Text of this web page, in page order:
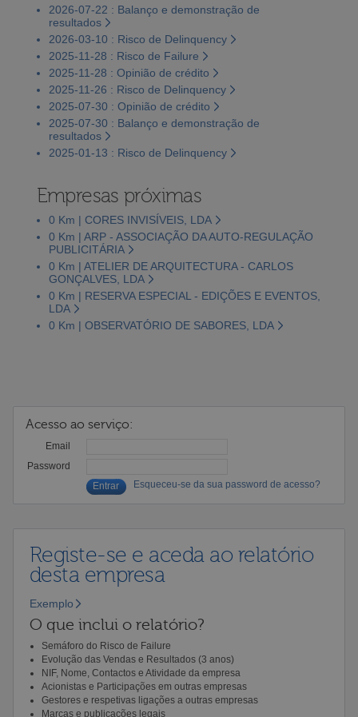
2026-07-22 : Balanço e demonstração de
resultados
2026-03-10 : Risco de Delinquency
2025-11-28 : Risco de Failure
2025-11-28 : Opinião de crédito
2025-11-26 : Risco de Delinquency
2025-07-30 : Opinião de crédito
2025-07-30 : Balanço e demonstração de
resultados
2025-01-13 : Risco de Delinquency
Empresas próximas
0 Km | CORES INVISÍVEIS, LDA
0 Km | ARP - ASSOCIAÇÃO DA AUTO-REGULAÇÃO
PUBLICITÁRIA
0 Km | ATELIER DE ARQUITECTURA - CARLOS
GONÇALVES, LDA
0 Km | RESERVA ESPECIAL - EDIÇÕES E EVENTOS,
LDA
0 Km | OBSERVATÓRIO DE SABORES, LDA
Acesso ao serviço:
Email
Password
Esqueceu-se da sua password de acesso?
Registe-se e aceda ao relatório
desta empresa
Exemplo
O que inclui o relatório?
Semáforo do Risco de Failure
Evolução das Vendas e Resultados (3 anos)
NIF, Nome, Contactos e Atividade da empresa
Acionistas e Participações em outras empresas
Gestores e respetivas ligações a outras empresas
Marcas e publicações legais